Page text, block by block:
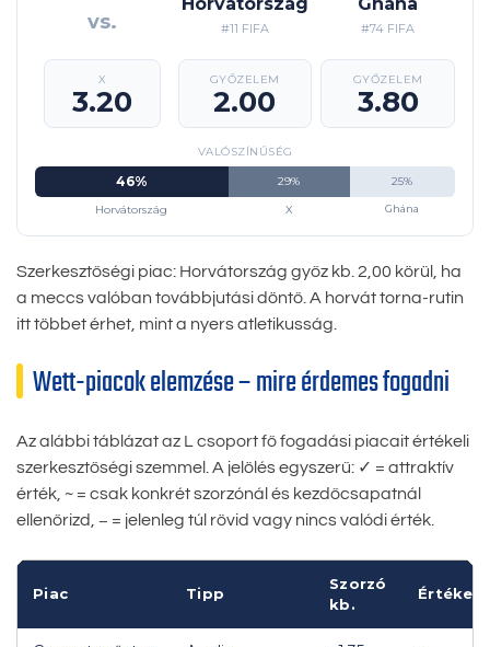
#11 FIFA
GYŐZELEM
2.00
vs.
X
3.20
#74 FIFA
GYŐZELEM
3.80
VALÓSZÍNŰSÉG
46% 29%
25%
Horvátország
X Ghána
Szerkesztőségi piac: Horvátország győz kb. 2,00 körül, ha
a meccs valóban továbbjutási döntő. A horvát torna-rutin
itt többet érhet, mint a nyers atletikusság.
Wett-piacok elemzése – mire érdemes fogadni
Az alábbi táblázat az L csoport fő fogadási piacait értékeli
szerkesztőségi szemmel. A jelölés egyszerű: ✓ = attraktív
érték, ~ = csak konkrét szorzónál és kezdőcsapatnál
ellenőrizd, − = jelenleg túl rövid vagy nincs valódi érték.
Piac Tipp
Szorzó
kb.